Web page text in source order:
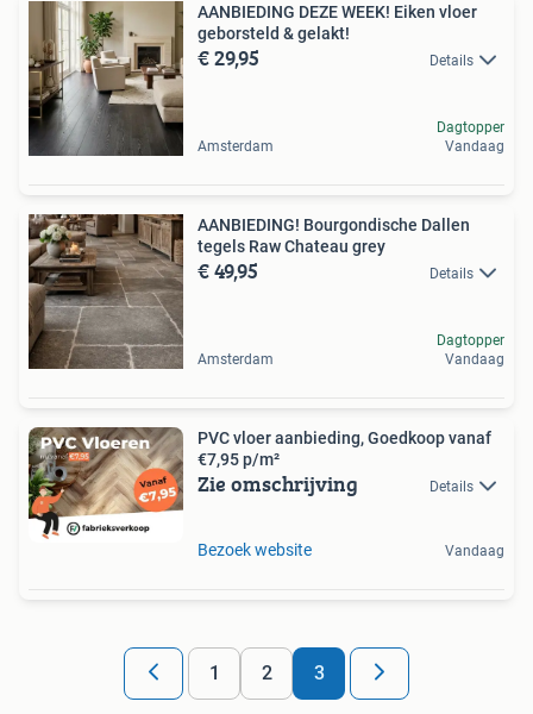
AANBIEDING DEZE WEEK! Eiken vloer
geborsteld & gelakt!
€ 29,95 Details
Amsterdam
Dagtopper
Vandaag
AANBIEDING! Bourgondische Dallen
tegels Raw Chateau grey
€ 49,95 Details
Amsterdam
Dagtopper
Vandaag
PVC vloer aanbieding, Goedkoop vanaf
€7,95 p/m²
Zie omschrijving Details
Bezoek website Vandaag
1 2 3